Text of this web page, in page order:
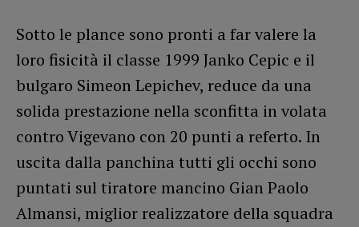
Sotto le plance sono pronti a far valere la
loro fisicità il classe 1999 Janko Cepic e il
bulgaro Simeon Lepichev, reduce da una
solida prestazione nella sconfitta in volata
contro Vigevano con 20 punti a referto. In
uscita dalla panchina tutti gli occhi sono
puntati sul tiratore mancino Gian Paolo
Almansi, miglior realizzatore della squadra